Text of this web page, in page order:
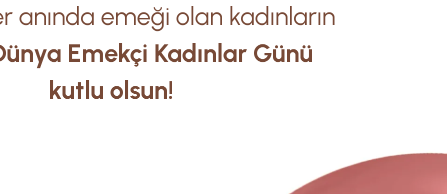
anında emeği olan kadınların
Emekçi Kadınlar Günü
kutlu olsun!